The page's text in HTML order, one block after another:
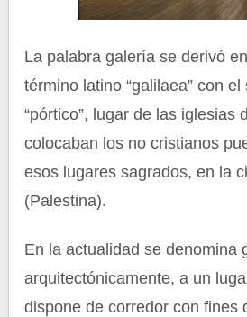
La palabra galería se derivó
término latino “galilaea” con
“pórtico”, lugar de las iglesias
colocaban los no cristianos
esos lugares sagrados, en la
(Palestina).
En la actualidad se denomina
arquitectónicamente, a un
dispone de corredor con fines